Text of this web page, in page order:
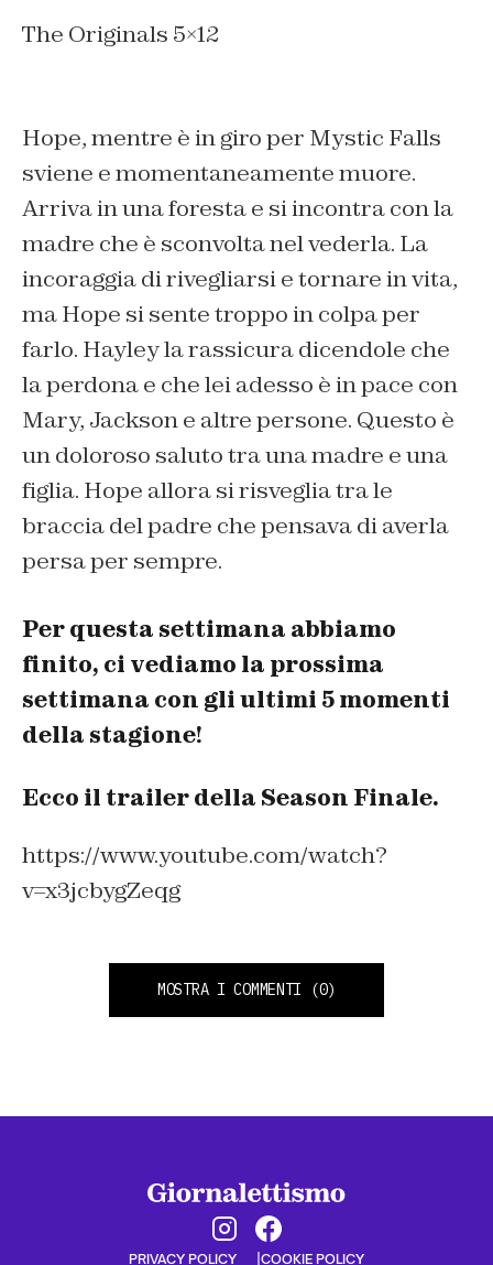
The Originals 5×12
Hope, mentre è in giro per Mystic Falls
sviene e momentaneamente muore.
Arriva in una foresta e si incontra con la
madre che è sconvolta nel vederla. La
incoraggia di rivegliarsi e tornare in vita,
ma Hope si sente troppo in colpa per
farlo. Hayley la rassicura dicendole che
la perdona e che lei adesso è in pace con
Mary, Jackson e altre persone. Questo è
un doloroso saluto tra una madre e una
figlia. Hope allora si risveglia tra le
braccia del padre che pensava di averla
persa per sempre.
Per questa settimana abbiamo
finito, ci vediamo la prossima
settimana con gli ultimi 5 momenti
della stagione!
Ecco il trailer della Season Finale.
https://www.youtube.com/watch?
v=x3jcbygZeqg
MOSTRA I COMMENTI (0)
PRIVACY POLICY COOKIE POLICY